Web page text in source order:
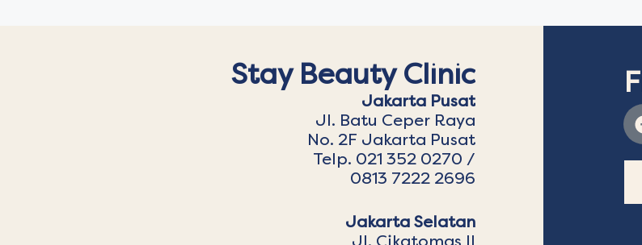
Stay Beauty Clinic
Jakarta Pusat
Jl. Batu Ceper Raya
No. 2F Jakarta Pusat
Telp. 021 352 0270 /
0813 7222 2696
Jakarta Selatan